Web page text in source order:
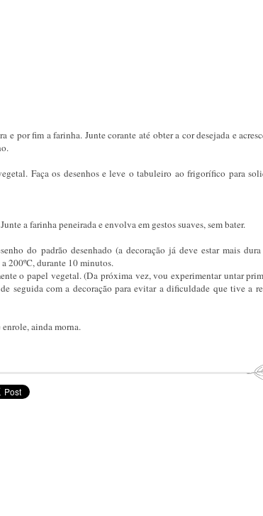
por fim a farinha. Junte corante até obter a cor desejada e
Faça os desenhos e leve o tabuleiro ao frigorífico para
a farinha peneirada e envolva em gestos suaves, sem bater.
do padrão desenhado (a decoração já deve estar mais
200ºC, durante 10 minutos.
o papel vegetal. (Da próxima vez, vou experimentar untar
seguida com a decoração para evitar a dificuldade que tive a
ainda morna.